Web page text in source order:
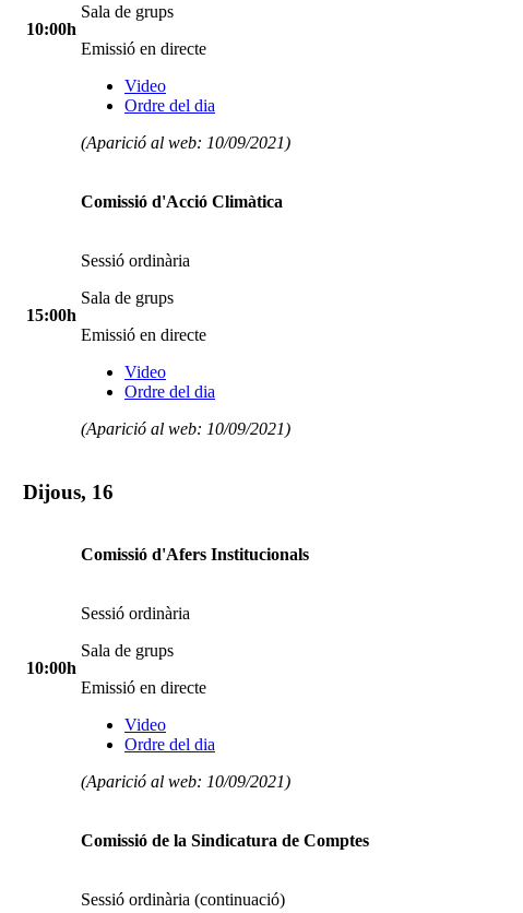
10:00h
Sala de grups
Emissió en directe
Video
Ordre del dia
(Aparició al web: 10/09/2021)
15:00h
Comissió d'Acció Climàtica
Sessió ordinària
Sala de grups
Emissió en directe
Video
Ordre del dia
(Aparició al web: 10/09/2021)
Dijous, 16
10:00h
Comissió d'Afers Institucionals
Sessió ordinària
Sala de grups
Emissió en directe
Video
Ordre del dia
(Aparició al web: 10/09/2021)
Comissió de la Sindicatura de Comptes
Sessió ordinària (continuació)